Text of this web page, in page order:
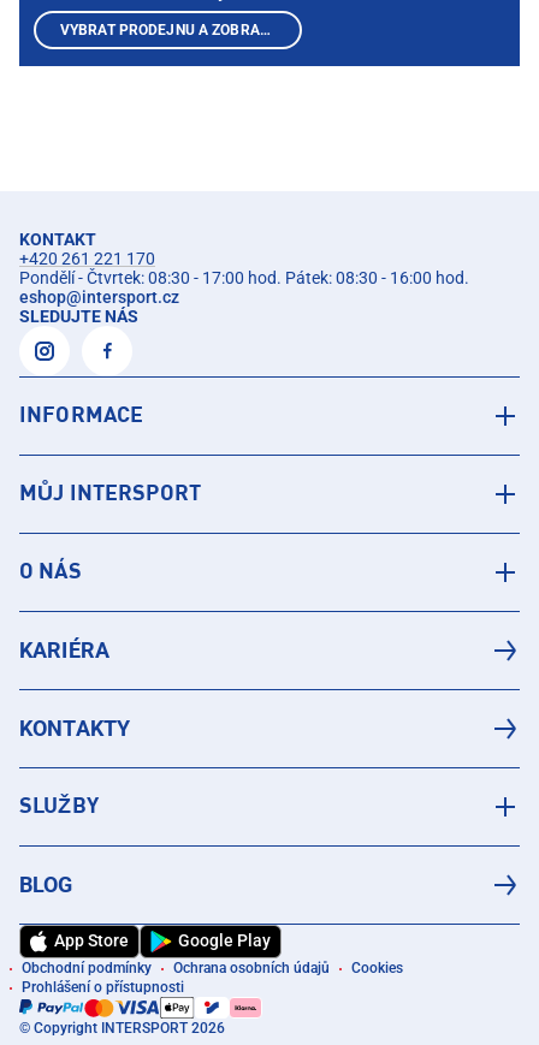
VYBRAT PRODEJNU A ZOBRAZIT PRODUKTY
KONTAKT
+420 261 221 170
Pondělí - Čtvrtek: 08:30 - 17:00 hod. Pátek: 08:30 - 16:00 hod.
eshop@intersport.cz
SLEDUJTE NÁS
INFORMACE
MŮJ INTERSPORT
O NÁS
KARIÉRA
KONTAKTY
SLUŽBY
BLOG
App Store Google Play
Obchodní podmínky Ochrana osobních údajů
Cookies
Prohlášení o přístupnosti
© Copyright INTERSPORT 2026